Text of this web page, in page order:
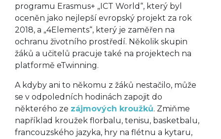
programu Erasmus+ „ICT World“, který byl
oceněn jako nejlepší evropský projekt za rok
2018, a „4Elements“, který je zaměřen na
ochranu životního prostředí. Několik skupin
žáků a učitelů pracuje také na projektech na
platformě eTwinning.
A kdyby ani to někomu z žáků nestačilo, může
se v odpoledních hodinách zapojit do
některého ze zájmových kroužků. Zmiňme
například kroužek florbalu, tenisu, basketbalu,
francouzského jazyka, hry na flétnu a kytaru,